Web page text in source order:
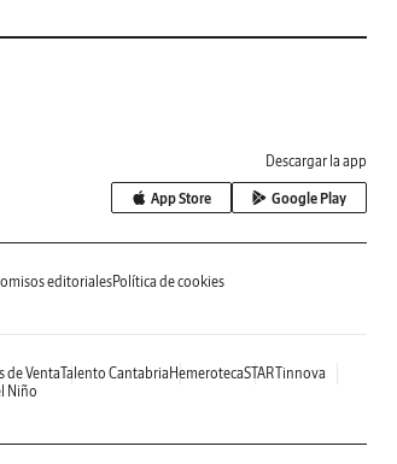
Descargar la app
App Store Google Play
editorialesPolítica de cookies
de VentaTalento Cantabria HemerotecaSTARTinnova
Niño